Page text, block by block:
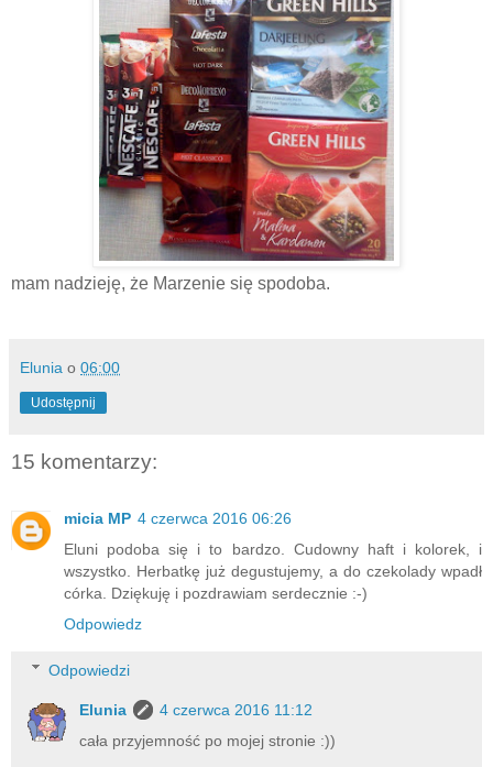
mam nadzieję, że Marzenie się spodoba.
Elunia o 06:00
Udostępnij
15 komentarzy:
micia MP 4 czerwca 2016 06:26
Eluni podoba się i to bardzo. Cudowny haft i kolorek, i
wszystko. Herbatkę już degustujemy, a do czekolady wpadł
córka. Dziękuję i pozdrawiam serdecznie :-)
Odpowiedz
Odpowiedzi
Elunia
4 czerwca 2016 11:12
cała przyjemność po mojej stronie :))